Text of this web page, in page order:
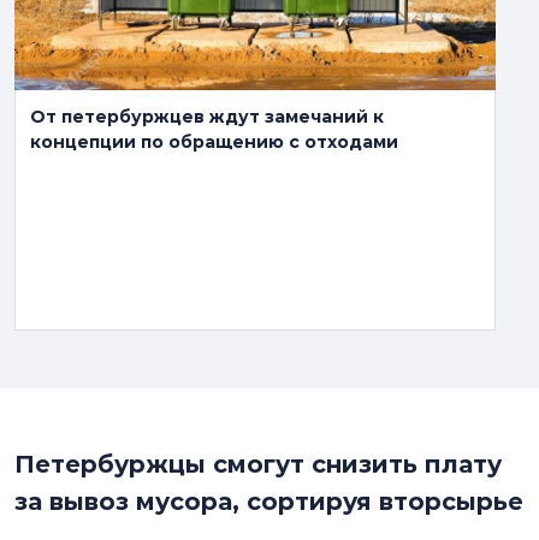
От петербуржцев ждут замечаний к
концепции по обращению с отходами
Петербуржцы смогут снизить плату
за вывоз мусора, сортируя вторсырье